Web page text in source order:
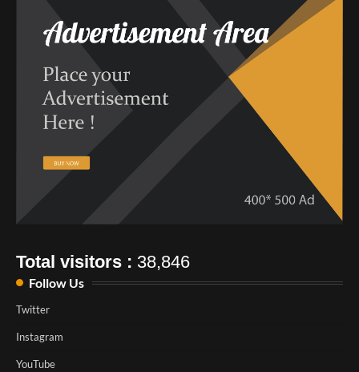
Total visitors : 38,846
Follow Us
Twitter
Instagram
YouTube